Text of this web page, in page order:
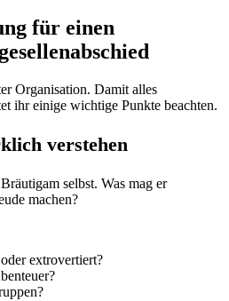
für einen
Organisation. Damit alles
ihr einige wichtige Punkte beachten.
verstehen
selbst. Was mag er
machen?
extrovertiert?